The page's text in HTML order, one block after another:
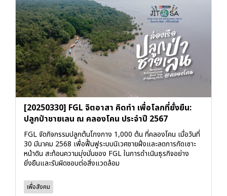
[20250330] FGL จิตอาสา คิดทำ เพื่อโลกที่ยั่งยืน:
ปลูกป่าชายเลน ณ คลองโคน ประจำปี 2567
FGL จัดกิจกรรมปลูกต้นโกงกาง 1,000 ต้น ที่คลองโคน เมื่อวันที่
30 มีนาคม 2568 เพื่อฟื้นฟูระบบนิเวศชายฝั่งและลดการกัดเซาะ
หน้าดิน สะท้อนความมุ่งมั่นของ FGL ในการดำเนินธุรกิจอย่าง
ยั่งยืนและรับผิดชอบต่อสิ่งแวดล้อม
เพื่อสังคม